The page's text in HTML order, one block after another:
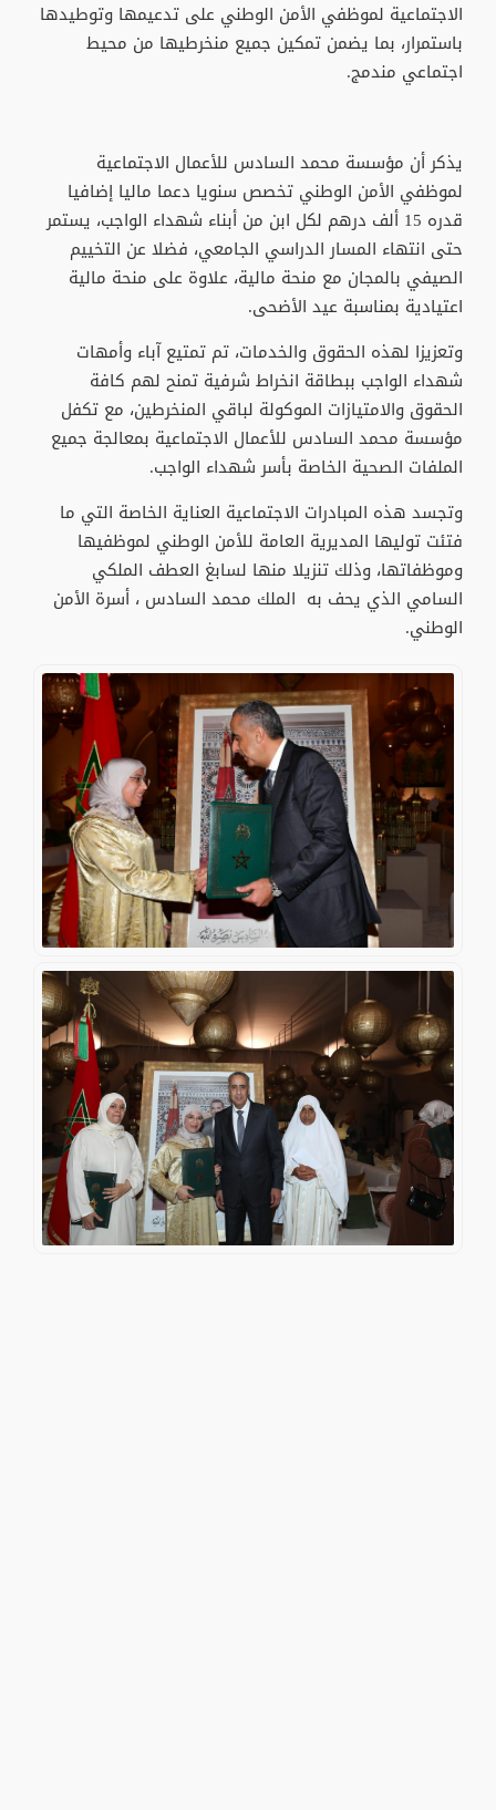
الاجتماعية لموظفي الأمن الوطني على تدعيمها وتوطيدها
باستمرار، بما يضمن تمكين جميع منخرطيها من محيط
اجتماعي مندمج.
يذكر أن مؤسسة محمد السادس للأعمال الاجتماعية
لموظفي الأمن الوطني تخصص سنويا دعما ماليا إضافيا
قدره 15 ألف درهم لكل ابن من أبناء شهداء الواجب، يستمر
حتى انتهاء المسار الدراسي الجامعي، فضلا عن التخييم
الصيفي بالمجان مع منحة مالية، علاوة على منحة مالية
اعتيادية بمناسبة عيد الأضحى.
وتعزيزا لهذه الحقوق والخدمات، تم تمتيع آباء وأمهات
شهداء الواجب ببطاقة انخراط شرفية تمنح لهم كافة
الحقوق والامتيازات الموكولة لباقي المنخرطين، مع تكفل
مؤسسة محمد السادس للأعمال الاجتماعية بمعالجة جميع
الملفات الصحية الخاصة بأسر شهداء الواجب.
وتجسد هذه المبادرات الاجتماعية العناية الخاصة التي ما
فتئت توليها المديرية العامة للأمن الوطني لموظفيها
وموظفاتها، وذلك تنزيلا منها لسابغ العطف الملكي
السامي الذي يحف به الملك محمد السادس ، أسرة الأمن
الوطني.